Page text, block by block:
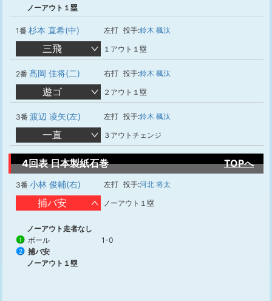
ノーアウト１塁
1番 杉本 直希(中) 左打 投手:鈴木 楓汰
三飛 １アウト１塁
2番 髙岡 佳将(二) 右打 投手:鈴木 楓汰
遊ゴ ２アウト１塁
3番 渡辺 凌矢(左) 左打 投手:鈴木 楓汰
一直 ３アウトチェンジ
4回表 日本製紙石巻 TOPへ
3番 小林 俊輔(右) 左打 投手:河北 将太
捕バ安 ノーアウト１塁
ノーアウト走者なし
1 ボール 1-0
2
捕バ安
ノーアウト１塁